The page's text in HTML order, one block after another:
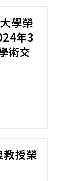
學榮
年3
術交
教授榮